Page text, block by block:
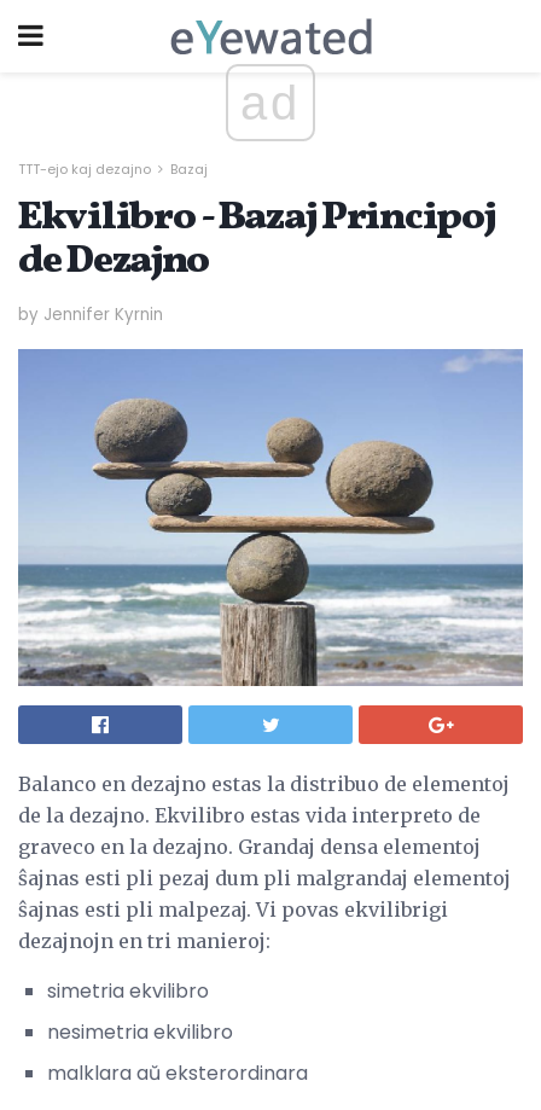
ad
TTT-ejo kaj dezajno Bazaj
Ekvilibro - Bazaj Principoj
de Dezajno
by Jennifer Kyrnin
Balanco en dezajno estas la distribuo de elementoj
de la dezajno. Ekvilibro estas vida interpreto de
graveco en la dezajno. Grandaj densa elementoj
ŝajnas esti pli pezaj dum pli malgrandaj elementoj
ŝajnas esti pli malpezaj. Vi povas ekvilibrigi
dezajnojn en tri manieroj:
simetria ekvilibro
nesimetria ekvilibro
malklara aŭ eksterordinara